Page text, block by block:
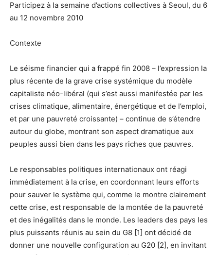
Participez à la semaine d’actions collectives à Seoul, du 6
au 12 novembre 2010
Contexte
Le séisme financier qui a frappé fin 2008 – l’expression la
plus récente de la grave crise systémique du modèle
capitaliste néo-libéral (qui s’est aussi manifestée par les
crises climatique, alimentaire, énergétique et de l’emploi,
et par une pauvreté croissante) – continue de s’étendre
autour du globe, montrant son aspect dramatique aux
peuples aussi bien dans les pays riches que pauvres.
Le responsables politiques internationaux ont réagi
immédiatement à la crise, en coordonnant leurs efforts
pour sauver le système qui, comme le montre clairement
cette crise, est responsable de la montée de la pauvreté
et des inégalités dans le monde. Les leaders des pays les
plus puissants réunis au sein du G8 [1] ont décidé de
donner une nouvelle configuration au G20 [2], en invitant